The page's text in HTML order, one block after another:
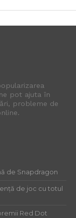
pot ajuta în
probleme de
de Snapdragon
de joc cu totul
Red Dot